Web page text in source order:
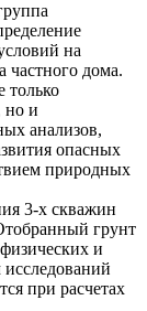
на
частного дома.
только
но и
анализов,
опасных
природных
3-х скважин
грунт
и
исследований
при расчетах